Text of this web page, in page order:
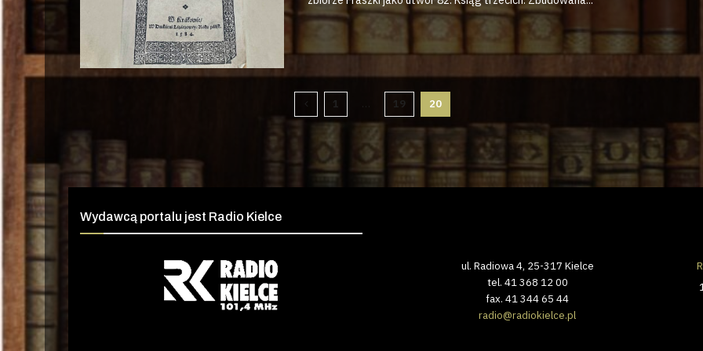
1 19 20
Wydawcą portalu jest Radio Kielce
ul. Radiowa 4, 25-317 Kielce
tel. 41 368 12 00
fax. 41 344 65 44
radio@radiokielce.pl